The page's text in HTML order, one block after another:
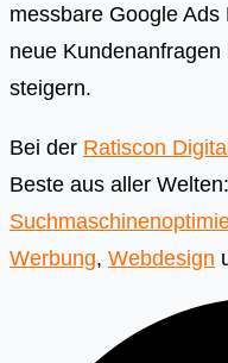
messbare Google
neue
steigern.
Bei der Ratiscon
Beste aus aller Welten:
Werbung, Webdesign